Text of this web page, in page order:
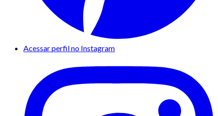
Acessar perfil no Instagram